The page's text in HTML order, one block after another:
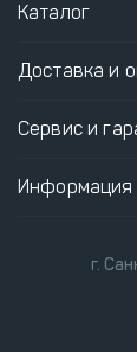
Каталог
Доставка и
Сервис и
Информация
г.